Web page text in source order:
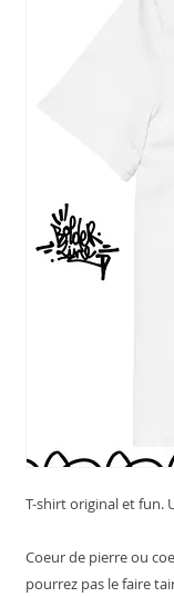
T-shirt original et fun.
Coeur de pierre ou
pourrez pas le faire